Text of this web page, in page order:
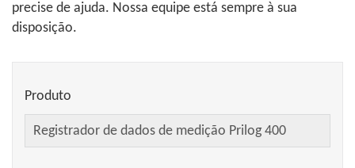
precise de ajuda. Nossa equipe está sempre à sua
disposição.
Produto